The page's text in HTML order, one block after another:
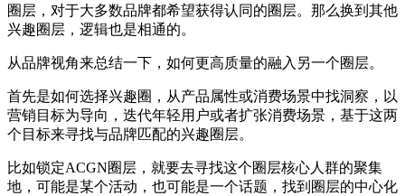
圈层，对于大多数品牌都希望获得认同的圈层。那么换到其他
兴趣圈层，逻辑也是相通的。
从品牌视角来总结一下，如何更高质量的融入另一个圈层。
首先是如何选择兴趣圈，从产品属性或消费场景中找洞察，以
营销目标为导向，迭代年轻用户或者扩张消费场景，基于这两
个目标来寻找与品牌匹配的兴趣圈层。
比如锁定ACGN圈层，就要去寻找这个圈层核心人群的聚集
地，可能是某个活动，也可能是一个话题，找到圈层的中心化